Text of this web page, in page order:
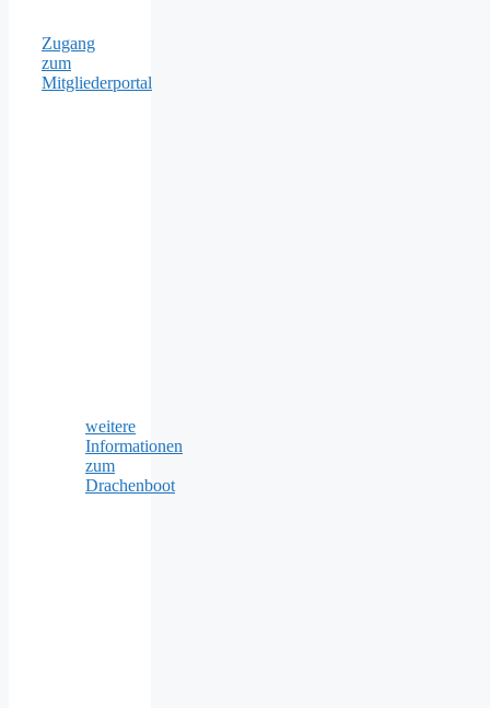
Zugang
zum
Mitgliederportal
weitere
Informationen
zum
Drachenboot